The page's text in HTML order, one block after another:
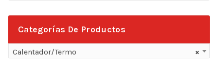
Categorías De Productos
×
Calentador/Termo